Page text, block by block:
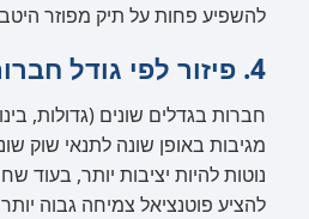
להשפיע פחות על תיק מפוזר היטב
4. פיזור לפי גודל חברות
חברות בגדלים שונים (גדולות,
מגיבות באופן שונה לתנאי שוק
נוטות להיות יציבות יותר, בעוד
להציע פוטנציאל צמיחה גבוה יותר